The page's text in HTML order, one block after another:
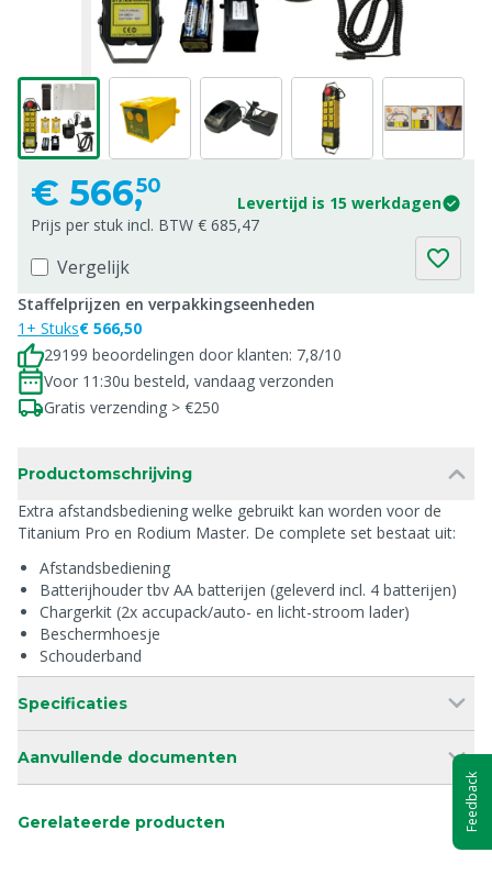
€ 566,50
Levertijd is 15 werkdagen
Prijs per stuk incl. BTW € 685,47
Vergelijk
Staffelprijzen en verpakkingseenheden
1+ Stuks€ 566,50
29199 beoordelingen door klanten: 7,8/10
Voor 11:30u besteld, vandaag verzonden
Gratis verzending > €250
Productomschrijving
Extra afstandsbediening welke gebruikt kan worden voor de
Titanium Pro en Rodium Master. De complete set bestaat uit:
Afstandsbediening
Batterijhouder tbv AA batterijen (geleverd incl. 4 batterijen)
Chargerkit (2x accupack/auto- en licht-stroom lader)
Beschermhoesje
Schouderband
Specificaties
Aanvullende documenten
Gerelateerde producten Feedback